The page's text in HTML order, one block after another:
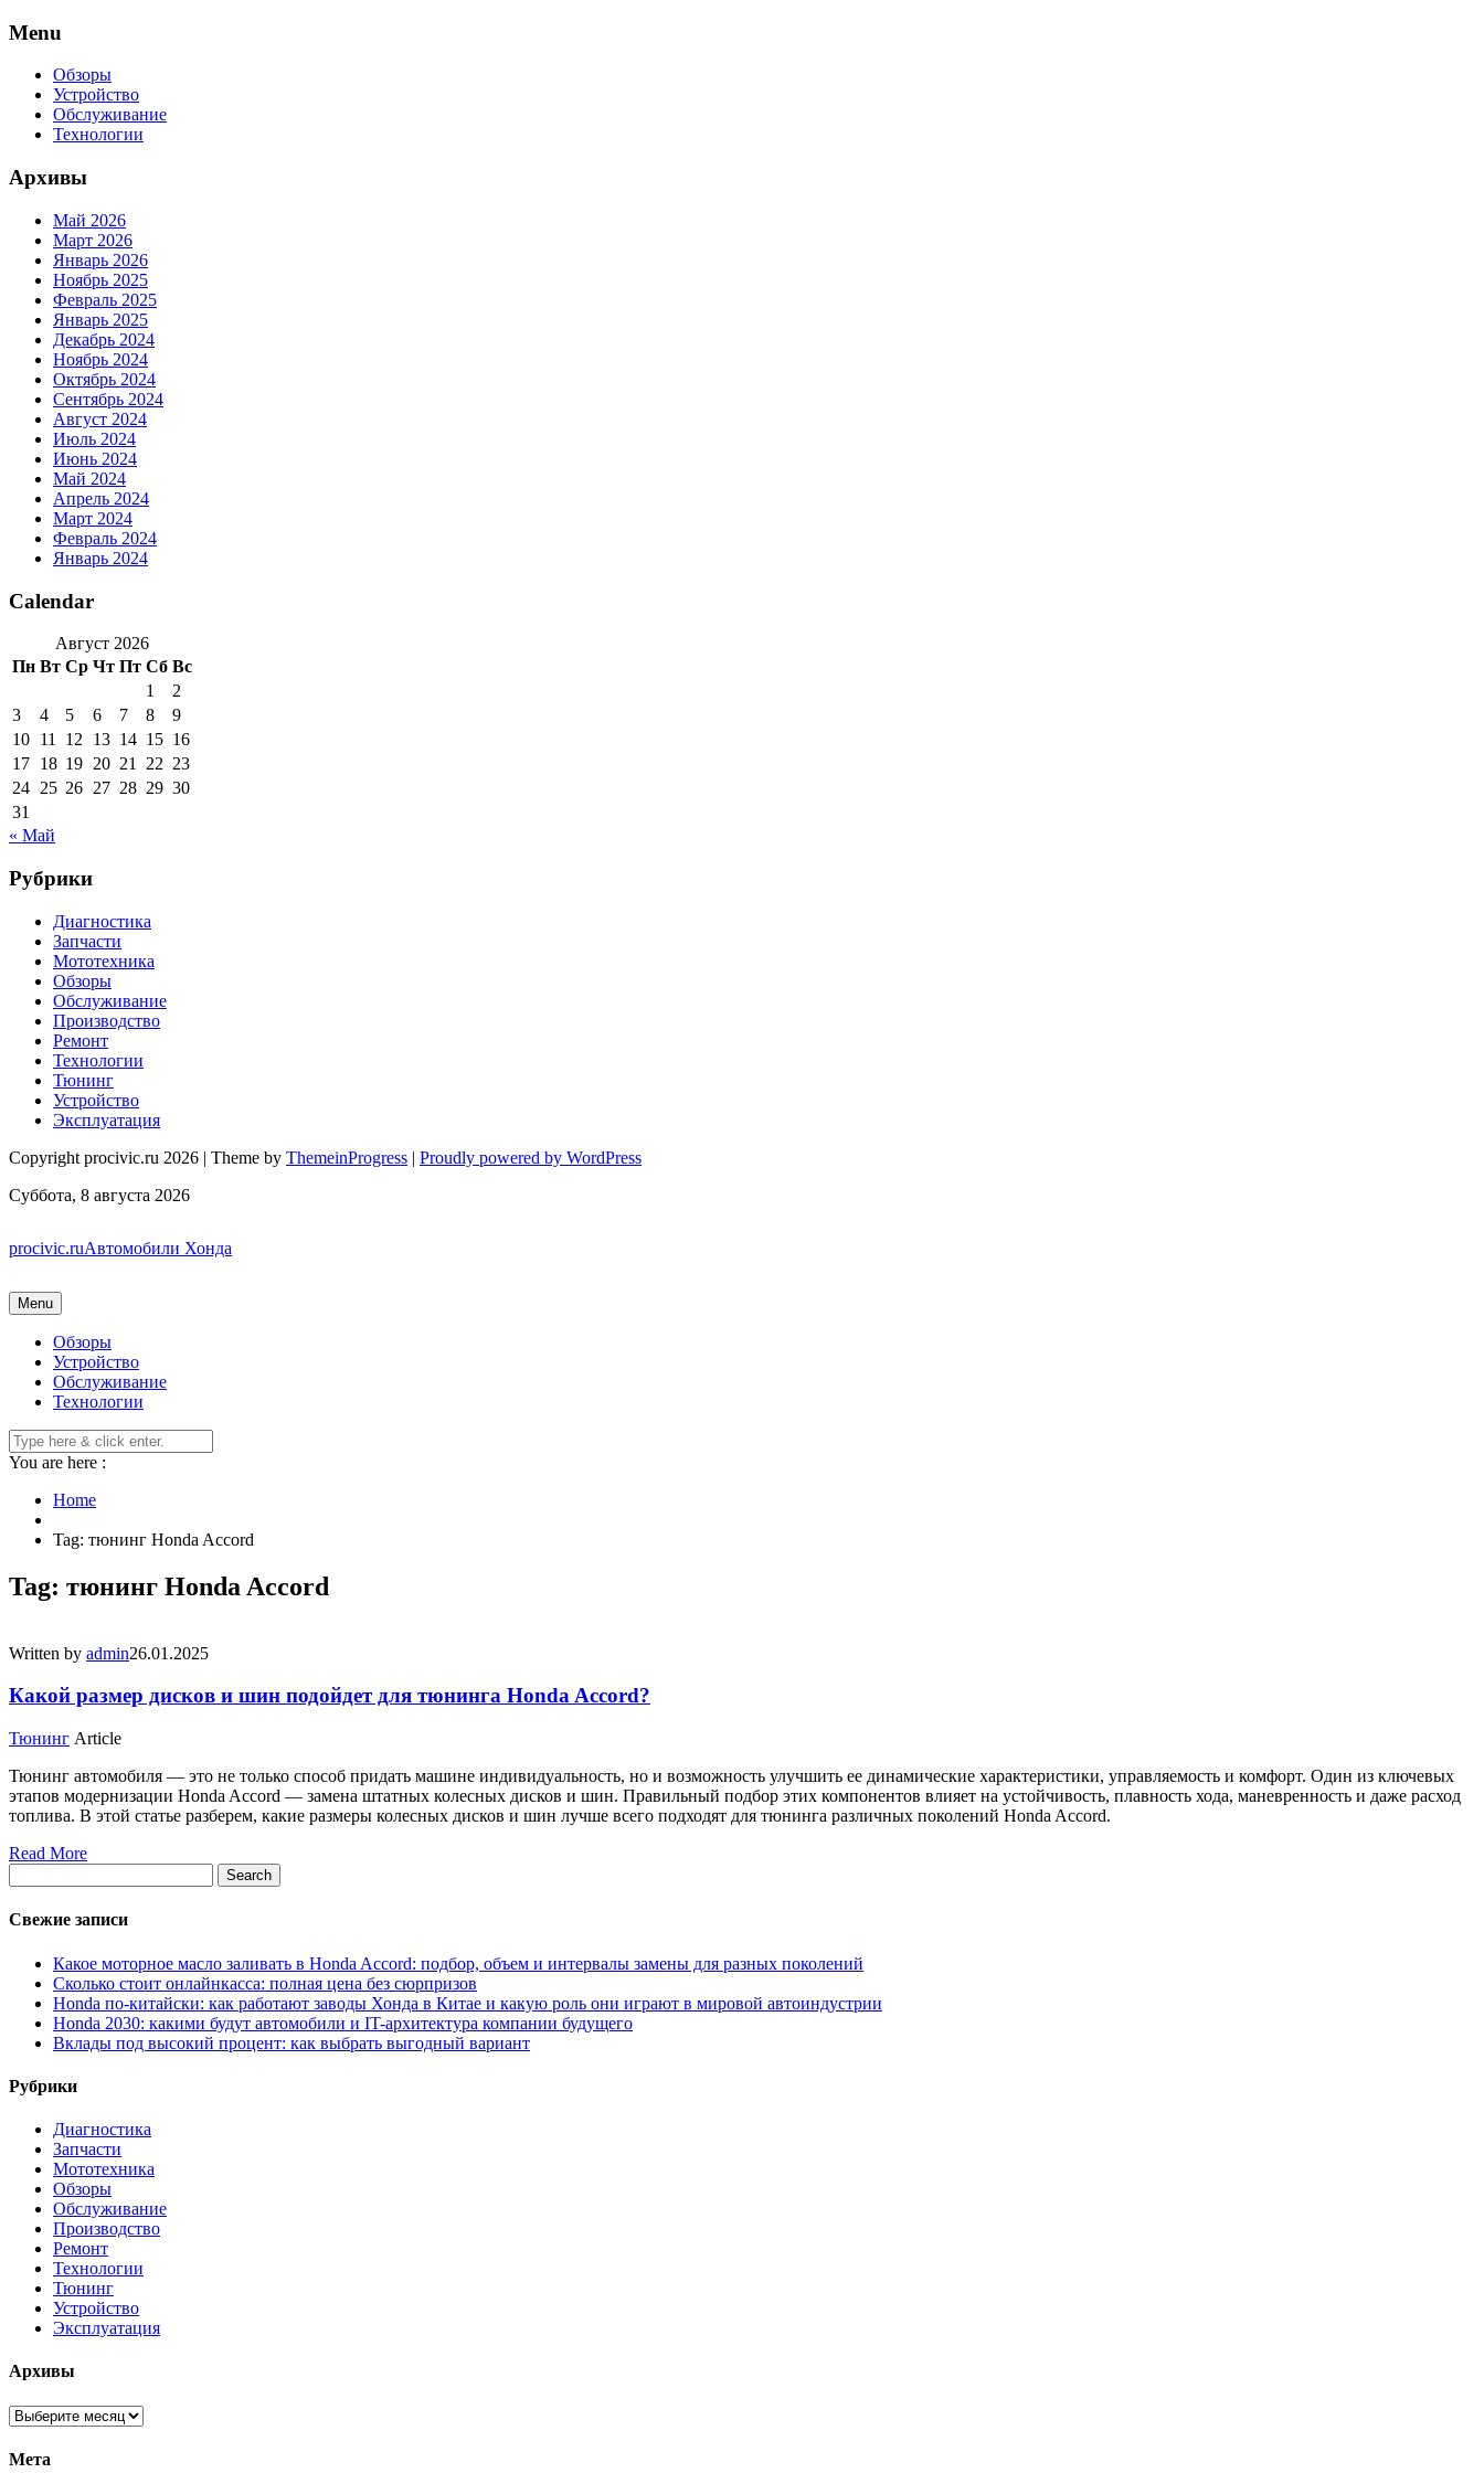
Skip
content
Menu
Обзоры
Устройство
Обслуживание
Технологии
Архивы
Май 2026
Март 2026
Январь 2026
Ноябрь 2025
Февраль 2025
Январь 2025
Декабрь 2024
Ноябрь 2024
Октябрь 2024
Сентябрь 2024
Август 2024
Июль 2024
Июнь 2024
Май 2024
Апрель 2024
Март 2024
Февраль 2024
Январь 2024
Calendar
Август 2026
Пн Вт Ср Чт Пт Сб Вс
1
2
3
4 5 6 7 8
9
10 11 12 13 14 15 16
17 18 19 20 21 22 23
24 25 26 27 28 29 30
31
« Май
Рубрики
Диагностика
Запчасти
Мототехника
Обзоры
Обслуживание
Производство
Ремонт
Технологии
Тюнинг
Устройство
Эксплуатация
Copyright procivic.ru 2026 | Theme by ThemeinProgress | Proudly powered by WordPress
Суббота, 8 августа 2026
procivic.ruАвтомобили Хонда
Menu
Обзоры
Устройство
Обслуживание
Технологии
You are here :
Home
Tag: тюнинг Honda Accord
Tag: тюнинг Honda Accord
Written by admin26.01.2025
Какой размер дисков и шин подойдет для тюнинга Honda Accord?
Тюнинг Article
Тюнинг автомобиля — это не только способ придать машине индивидуальность, но и возможность улучшить ее динамические характеристики, управляемость и комфорт. Один из ключевых
этапов модернизации Honda Accord — замена штатных колесных дисков и шин. Правильный подбор этих компонентов влияет на устойчивость, плавность хода, маневренность и даже расход
топлива. В этой статье разберем, какие размеры колесных дисков и шин лучше всего подходят для тюнинга различных поколений Honda Accord.
Read More
Свежие записи
Какое моторное масло заливать в Honda Accord: подбор, объем и интервалы замены для разных поколений
Сколько стоит онлайнкасса: полная цена без сюрпризов
Honda по-китайски: как работают заводы Хонда в Китае и какую роль они играют в мировой автоиндустрии
Honda 2030: какими будут автомобили и IT-архитектура компании будущего
Вклады под высокий процент: как выбрать выгодный вариант
Рубрики
Диагностика
Запчасти
Мототехника
Обзоры
Обслуживание
Производство
Ремонт
Технологии
Тюнинг
Устройство
Эксплуатация
Архивы
Архивы
Мета